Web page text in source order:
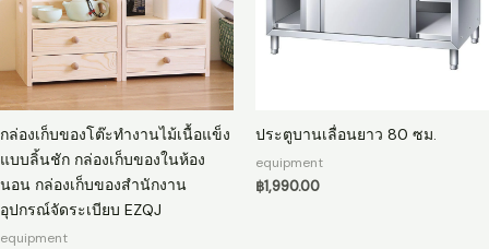
กล่องเก็บของโต๊ะทำงานไม้เนื้อแข็ง
แบบลิ้นชัก กล่องเก็บของในห้อง
นอน กล่องเก็บของสำนักงาน
อุปกรณ์จัดระเบียบ EZQJ
equipment
ประตูบานเลื่อนยาว 80 ซม.
equipment
฿1,990.00